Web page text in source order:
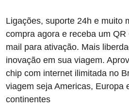
Ligações, suporte 24h e muito
compra agora e receba um
mail para ativação. Mais
inovação em sua viagem.
chip com internet ilimitada no
viagem seja Americas, Europa
continentes